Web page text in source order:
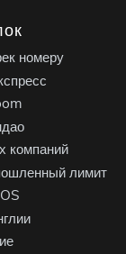
номеру
компаний
лимит